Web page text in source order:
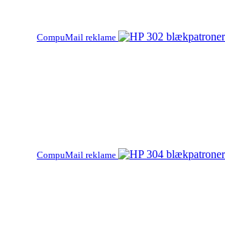
CompuMail reklame
CompuMail reklame